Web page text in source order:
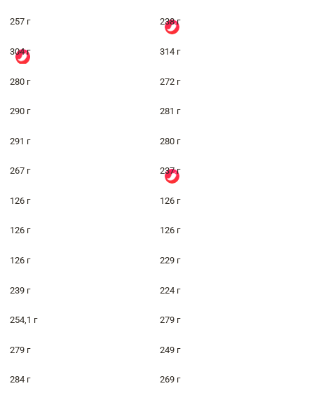
257 г 238 г
304 г 314 г
280 г 272 г
290 г 281 г
291 г 280 г
267 г 237 г
126 г 126 г
126 г 126 г
126 г 229 г
239 г 224 г
254,1 г 279 г
279 г 249 г
284 г 269 г